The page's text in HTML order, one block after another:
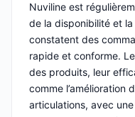
Nuviline est
de la disponibilité et
constatent des
rapide et conforme.
des produits, leur
comme l’amélioration
articulations, avec